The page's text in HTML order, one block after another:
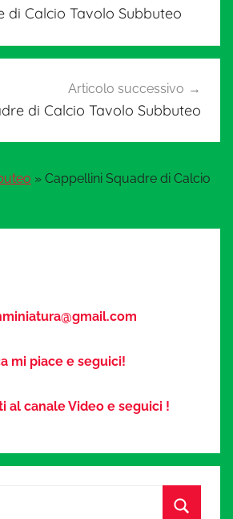
di Calcio Tavolo Subbuteo
Articolo successivo
di Calcio Tavolo Subbuteo
» Cappellini Squadre di Calcio
mi piace e seguici!
al canale Video e seguici !